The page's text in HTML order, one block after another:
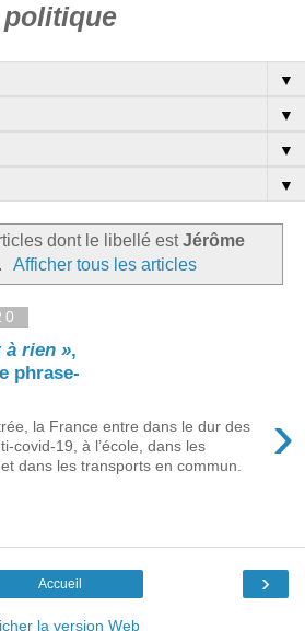
politique
▼
▼
▼
▼
dont le libellé estJérôme
. Afficher tous les articles
à rien »,
phrase-
›
la France entre dans le dur des
covid-19, à l’école, dans les
dans les transports en commun.
›
Accueil
la version Web